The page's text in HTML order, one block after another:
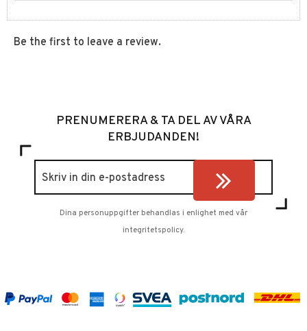
Be the first to leave a review.
PRENUMERERA & TA DEL AV VÅRA
ERBJUDANDEN!
Dina personuppgifter behandlas i enlighet med vår
integritetspolicy.